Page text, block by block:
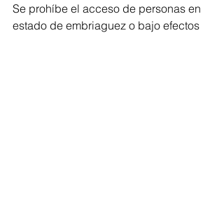
Se prohíbe el acceso de personas en
estado de embriaguez o bajo efectos